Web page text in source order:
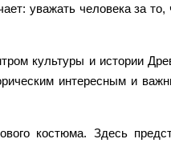
уважать человека за то,
культуры и истории
интересным и
костюма. Здесь